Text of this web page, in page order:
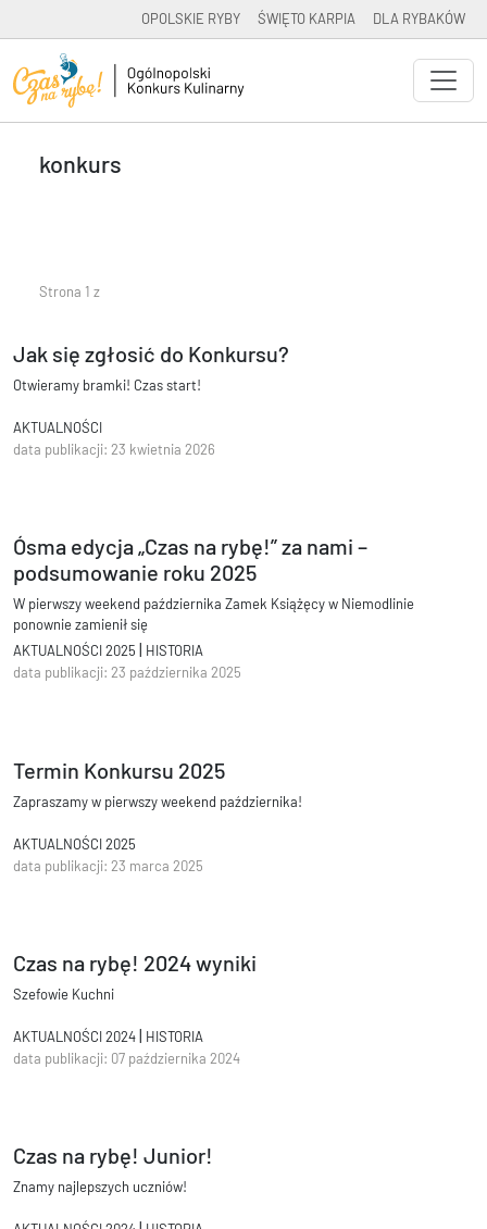
OPOLSKIE RYBY ŚWIĘTO KARPIA DLA RYBAKÓW
konkurs
Strona 1 z
Jak się zgłosić do Konkursu?
Otwieramy bramki! Czas start!
AKTUALNOŚCI
data publikacji: 23 kwietnia 2026
Ósma edycja „Czas na rybę!” za nami –
podsumowanie roku 2025
W pierwszy weekend października Zamek Książęcy w Niemodlinie
ponownie zamienił się
w centrum kulinarnego świata.
AKTUALNOŚCI 2025 | HISTORIA
data publikacji: 23 października 2025
Termin Konkursu 2025
Zapraszamy w pierwszy weekend października!
AKTUALNOŚCI 2025
data publikacji: 23 marca 2025
Czas na rybę! 2024 wyniki
Szefowie Kuchni
AKTUALNOŚCI 2024| HISTORIA
data publikacji: 07 października 2024
Czas na rybę! Junior!
Znamy najlepszych uczniów!